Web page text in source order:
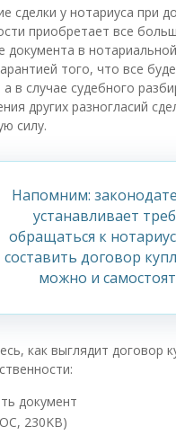
сделки у нотариуса при
приобретает все
документа в
того, что все
в случае судебного
других разногласий
силу.
Напомним:
устанавливает
обращаться к
составить договор
можно и
как выглядит договор
документ
230KB)